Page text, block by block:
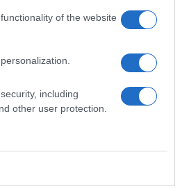
of the website
including
other user protection.
di
di
uns.
Laptops